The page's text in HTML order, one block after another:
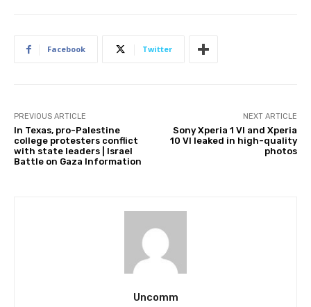
Facebook Twitter
PREVIOUS ARTICLE
In Texas, pro-Palestine
college protesters conflict
with state leaders | Israel
Battle on Gaza Information
NEXT ARTICLE
Sony Xperia 1 VI and Xperia
10 VI leaked in high-quality
photos
Uncomm